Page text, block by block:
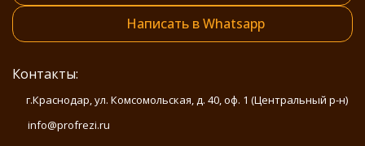
Написать в Whatsapp
Контакты:
г.Краснодар, ул. Комсомольская, д. 40, оф. 1 (Центральный р-н)
info@profrezi.ru